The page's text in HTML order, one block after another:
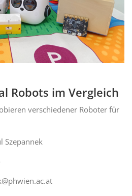
Robots im Vergleich
verschiedener Roboter für
Szepannek